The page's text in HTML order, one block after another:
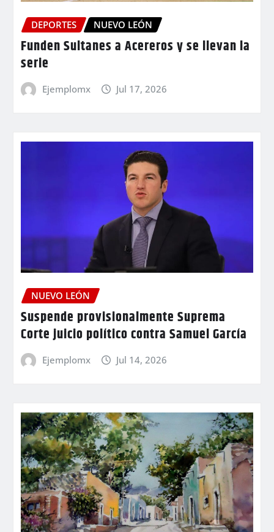
DEPORTES NUEVO LEÓN
Funden Sultanes a Acereros y se llevan la
serie
Ejemplomx Jul 17, 2026
NUEVO LEÓN
Suspende provisionalmente Suprema
Corte juicio político contra Samuel García
Ejemplomx Jul 14, 2026